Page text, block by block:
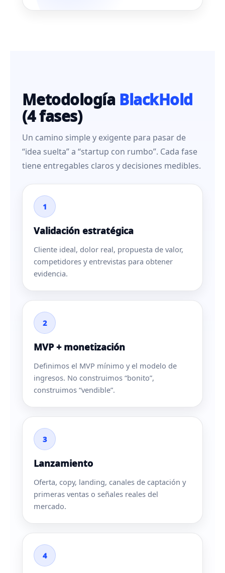
Metodología BlackHold
(4 fases)
Un camino simple y exigente para pasar de
“idea suelta” a “startup con rumbo”. Cada fase
tiene entregables claros y decisiones medibles.
1
Validación estratégica
Cliente ideal, dolor real, propuesta de valor,
competidores y entrevistas para obtener
evidencia.
2
MVP + monetización
Definimos el MVP mínimo y el modelo de
ingresos. No construimos “bonito”,
construimos “vendible”.
3
Lanzamiento
Oferta, copy, landing, canales de captación y
primeras ventas o señales reales del
mercado.
4